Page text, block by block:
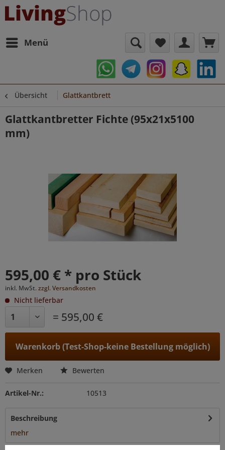
Menü
Übersicht Glattkantbrett
Glattkantbretter Fichte (95x21x5100
mm)
595,00 € * pro Stück
inkl. MwSt. zzgl. Versandkosten
Nicht lieferbar
= 595,00 €
Warenkorb (Test-Shop-keine Bestellung möglich)
Merken Bewerten
Artikel-Nr.: 10513
Beschreibung
mehr